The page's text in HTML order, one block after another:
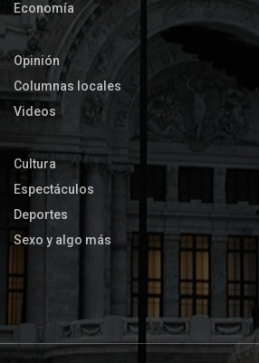
Economía
Opinión
Columnas locales
Videos
Cultura
Espectáculos
Deportes
Sexo y algo más